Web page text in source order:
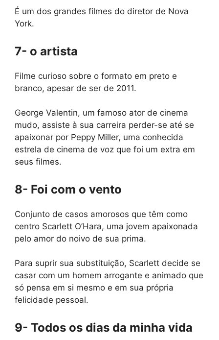
É um dos grandes filmes do diretor de Nova
York.
7- o artista
Filme curioso sobre o formato em preto e
branco, apesar de ser de 2011.
George Valentin, um famoso ator de cinema
mudo, assiste à sua carreira perder-se até se
apaixonar por Peppy Miller, uma conhecida
estrela de cinema de voz que foi um extra em
seus filmes.
8- Foi com o vento
Conjunto de casos amorosos que têm como
centro Scarlett O’Hara, uma jovem apaixonada
pelo amor do noivo de sua prima.
Para suprir sua substituição, Scarlett decide se
casar com um homem arrogante e animado que
só pensa em si mesmo e em sua própria
felicidade pessoal.
9- Todos os dias da minha vida